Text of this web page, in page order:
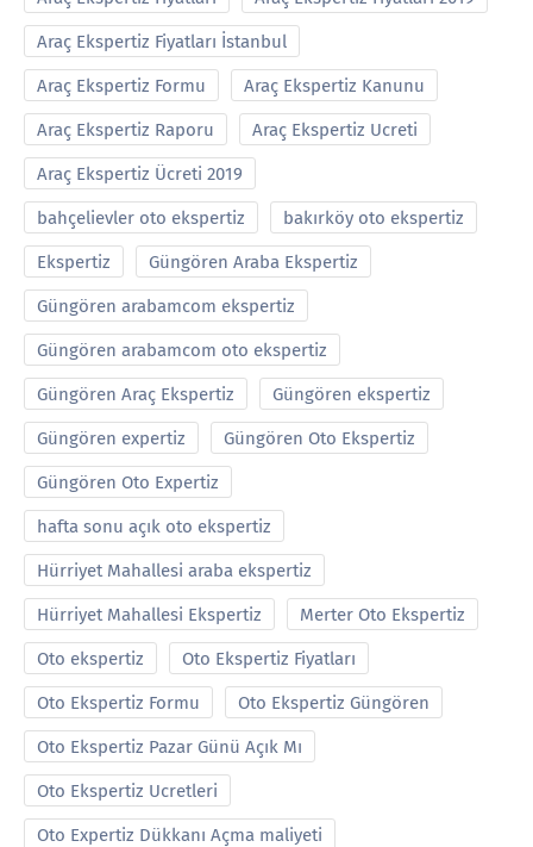
Araç Ekspertiz Fiyatları İstanbul
Araç Ekspertiz Formu Araç Ekspertiz Kanunu
Araç Ekspertiz Raporu Araç Ekspertiz Ucreti
Araç Ekspertiz Ücreti 2019
bahçelievler oto ekspertiz bakırköy oto ekspertiz
Ekspertiz Güngören Araba Ekspertiz
Güngören arabamcom ekspertiz
Güngören arabamcom oto ekspertiz
Güngören Araç Ekspertiz Güngören ekspertiz
Güngören expertiz Güngören Oto Ekspertiz
Güngören Oto Expertiz
hafta sonu açık oto ekspertiz
Hürriyet Mahallesi araba ekspertiz
Hürriyet Mahallesi Ekspertiz Merter Oto Ekspertiz
Oto ekspertiz Oto Ekspertiz Fiyatları
Oto Ekspertiz Formu Oto Ekspertiz Güngören
Oto Ekspertiz Pazar Günü Açık Mı
Oto Ekspertiz Ucretleri
Oto Expertiz Dükkanı Açma maliyeti